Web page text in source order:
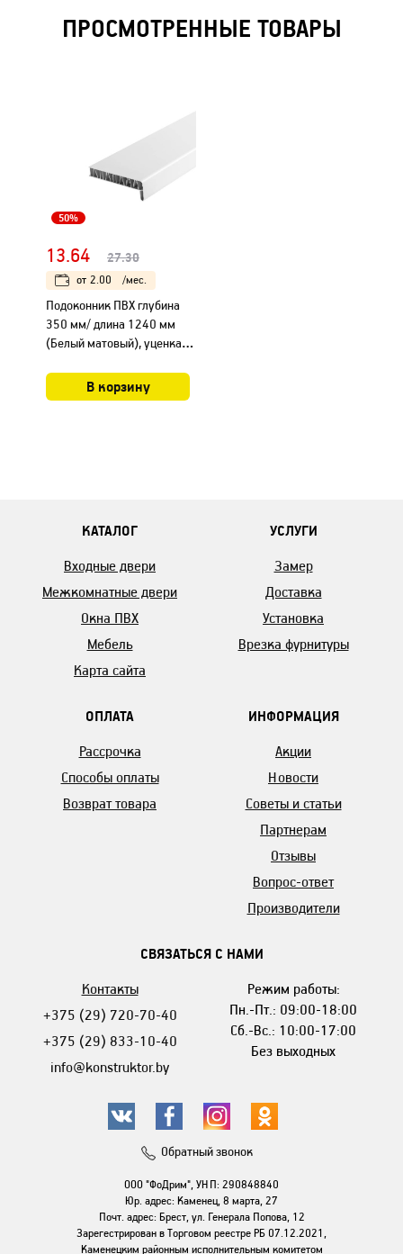
ПРОСМОТРЕННЫЕ ТОВАРЫ
50%
13.64 27.30
от 2.00 /мес.
Подоконник ПВХ глубина
350 мм/ длина 1240 мм
(Белый матовый), уценка
В корзину
КАТАЛОГ
Входные двери
Межкомнатные двери
Окна ПВХ
Мебель
Карта сайта
УСЛУГИ
Замер
Доставка
Установка
Врезка фурнитуры
ОПЛАТА
Рассрочка
Способы оплаты
Возврат товара
ИНФОРМАЦИЯ
Акции
Новости
Советы и статьи
Партнерам
Отзывы
Вопрос-ответ
Производители
СВЯЗАТЬСЯ С НАМИ
Контакты
+375 (29) 720-70-40
+375 (29) 833-10-40
info@konstruktor.by
Режим работы:
Пн.-Пт.: 09:00-18:00
Сб.-Вс.: 10:00-17:00
Без выходных
Обратный звонок
ООО "ФоДрим", УНП: 290848840
Юр. адрес: Каменец, 8 марта, 27
Почт. адрес: Брест, ул. Генерала Попова, 12
Зарегестрирован в Торговом реестре РБ 07.12.2021,
Каменецким районным исполнительным комитетом